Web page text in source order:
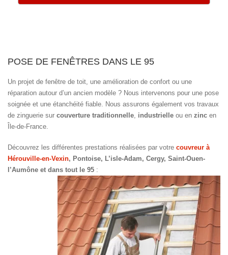
POSE DE FENÊTRES DANS LE 95
Un projet de fenêtre de toit, une amélioration de confort ou une
réparation autour d’un ancien modèle ? Nous intervenons pour une pose
soignée et une étanchéité fiable. Nous assurons également vos travaux
de zinguerie sur couverture traditionnelle industrielle ou en zinc en
Île-de-France.
Découvrez les différentes prestations réalisées par votre couvreur à
Hérouville-en-Vexin, Pontoise, L’isle-Adam, Cergy, Saint-Ouen-
l’Aumône et dans tout le 95 :